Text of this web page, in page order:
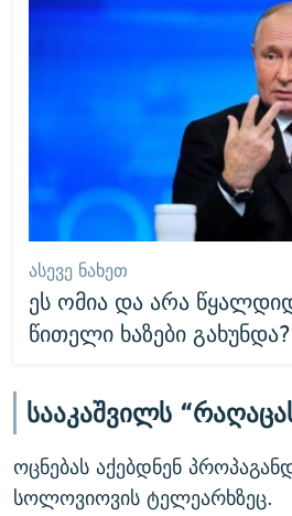
ᲐᲡᲔᲕᲔ ᲜᲐᲮᲔᲗ
ეს ომია და არა
წითელი ხაზები გახუნდა?
სააკაშვილს
ოცნებას აქებდნენ
სოლოვიოვის ტელეარხზეც.